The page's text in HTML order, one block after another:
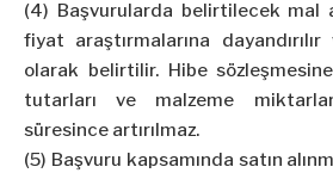
(4) Başvurularda belirtilecek mal
fiyat araştırmalarına
olarak belirtilir. Hibe
tutarları ve malzeme
süresince artırılmaz.
(5) Başvuru kapsamında satın